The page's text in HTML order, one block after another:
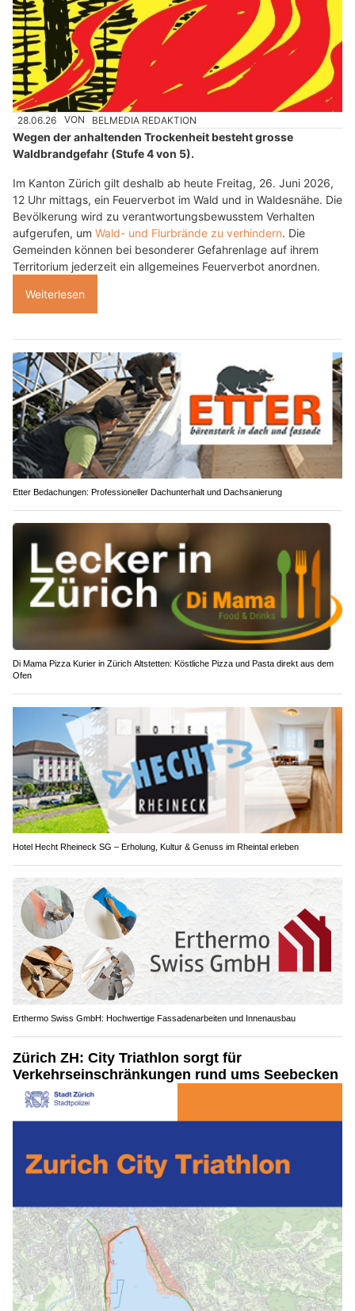
28.06.26 VON BELMEDIA REDAKTION
Wegen der anhaltenden Trockenheit besteht grosse
Waldbrandgefahr (Stufe 4 von 5).
Im Kanton Zürich gilt deshalb ab heute Freitag, 26. Juni 2026,
12 Uhr mittags, ein Feuerverbot im Wald und in Waldesnähe. Die
Bevölkerung wird zu verantwortungsbewusstem Verhalten
aufgerufen, um Wald- und Flurbrände zu verhindern. Die
Gemeinden können bei besonderer Gefahrenlage auf ihrem
Territorium jederzeit ein allgemeines Feuerverbot anordnen.
Weiterlesen
Etter Bedachungen: Professioneller Dachunterhalt und Dachsanierung
Di Mama Pizza Kurier in Zürich Altstetten: Köstliche Pizza und Pasta direkt aus dem
Ofen
Hotel Hecht Rheineck SG – Erholung, Kultur & Genuss im Rheintal erleben
Erthermo Swiss GmbH: Hochwertige Fassadenarbeiten und Innenausbau
Zürich ZH: City Triathlon sorgt für
Verkehrseinschränkungen rund ums Seebecken